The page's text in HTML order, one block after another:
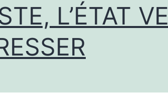
L’ÉTAT